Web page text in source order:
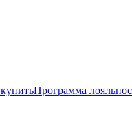
Программа